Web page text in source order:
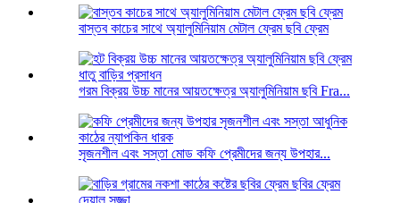
বাস্তব কাচের সাথে অ্যালুমিনিয়াম মেটাল ফ্রেম ছবি ফ্রেম
গরম বিক্রয় উচ্চ মানের আয়তক্ষেত্র অ্যালুমিনিয়াম ছবি Fra...
সৃজনশীল এবং সস্তা মোড কফি প্রেমীদের জন্য উপহার...